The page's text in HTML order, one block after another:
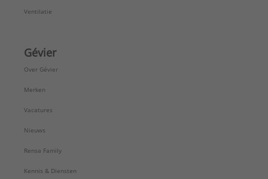
Ventilatie
Gévier
Over Gévier
Merken
Vacatures
Nieuws
Rensa Family
Kennis & Diensten